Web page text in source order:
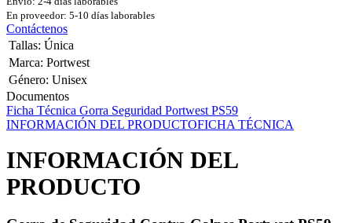
En proveedor: 5-10 días laborables
Contáctenos
Tallas: Única
Marca: Portwest
Género: Unisex
Documentos
Ficha Técnica Gorra Seguridad Portwest PS59
INFORMACIÓN DEL PRODUCTOFICHA TÉCNICA
INFORMACIÓN DEL
PRODUCTO